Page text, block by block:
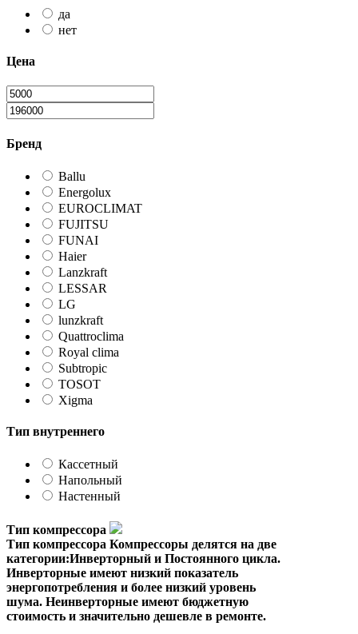
да
нет
Цена
Бренд
Ballu
Energolux
EUROCLIMAT
FUJITSU
FUNAI
Haier
Lanzkraft
LESSAR
LG
lunzkraft
Quattroclima
Royal clima
Subtropic
TOSOT
Xigma
Тип внутреннего
Кассетный
Напольный
Настенный
Тип компрессора
Тип компрессора Компрессоры делятся на две
категории:Инверторный и Постоянного цикла.
Инверторные имеют низкий показатель
энергопотребления и более низкий уровень
шума. Неинверторные имеют бюджетную
стоимость и значительно дешевле в ремонте.